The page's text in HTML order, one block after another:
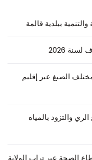
ببلدية قالمة
2026
الصيغ عبر إقليم
والتزود بالمياه
الصحة عبر تراب الولاية